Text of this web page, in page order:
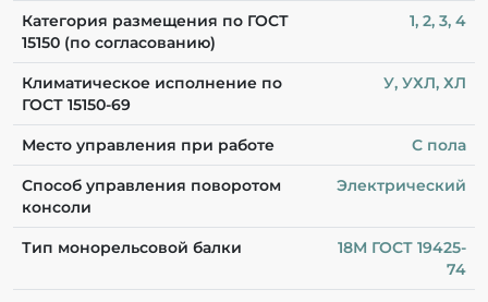
Категория размещения по ГОСТ
15150 (по согласованию)
1, 2, 3, 4
Климатическое исполнение по
ГОСТ 15150-69
У, УХЛ, ХЛ
Место управления при работе С пола
Способ управления поворотом
консоли
Электрический
Тип монорельсовой балки
18М ГОСТ 19425-
74